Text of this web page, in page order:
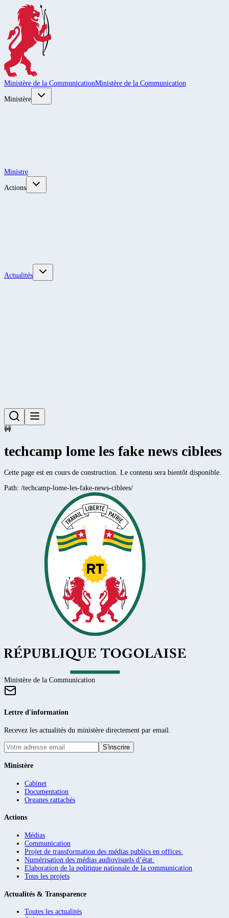
Ministère de la CommunicationMinistère de la Communication
Ministère
Ministre
Actions
Actualités
🚧
techcamp lome les fake news ciblees
Cette page est en cours de construction. Le contenu sera bientôt disponible.
Path: /techcamp-lome-les-fake-news-ciblees/
Ministère de la Communication
Lettre d'information
Recevez les actualités du ministère directement par email.
S'inscrire
Ministère
Cabinet
Documentation
Organes rattachés
Actions
Médias
Communication
Projet de transformation des médias publics en offices.
Numérisation des médias audiovisuels d’état.
Elaboration de la politique nationale de la communication
Tous les projets
Actualités & Transparence
Toutes les actualités